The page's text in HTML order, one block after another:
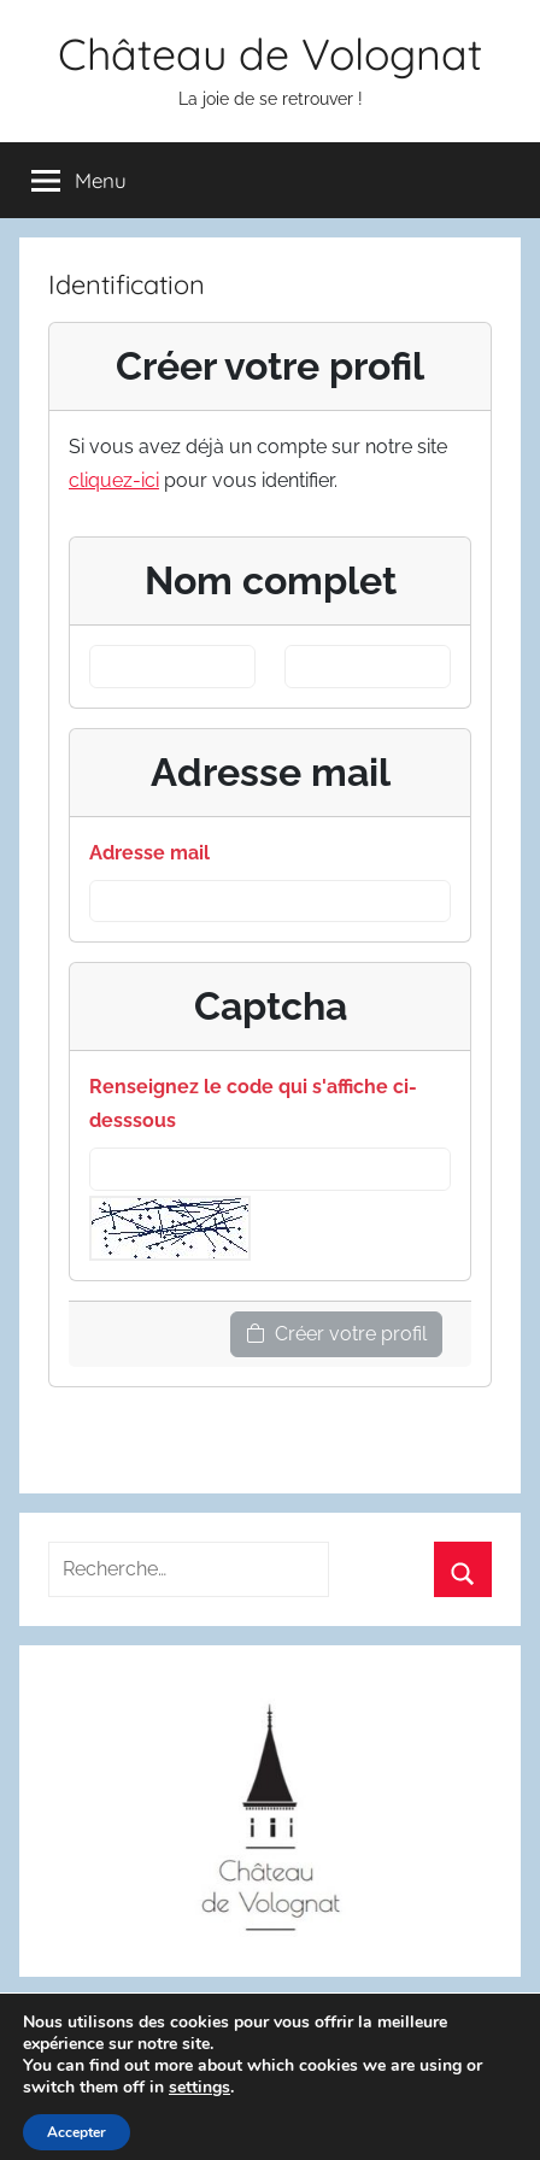
Château de Volognat
La joie de se retrouver !
Menu
Identification
Créer votre profil
Si vous avez déjà un compte sur notre site
cliquez-ici pour vous identifier.
Nom complet
Adresse mail
Adresse mail
Captcha
Renseignez le code qui s'affiche ci-
desssous
Créer votre profil
Recherche
:
WordPress Theme: Donovan by ThemeZee.
Politique de confidentialité
Nous utilisons des cookies pour vous offrir la meilleure
expérience sur notre site.
You can find out more about which cookies we are using or
switch them off in settings.
Accepter